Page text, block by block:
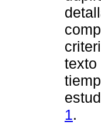
texto
1.